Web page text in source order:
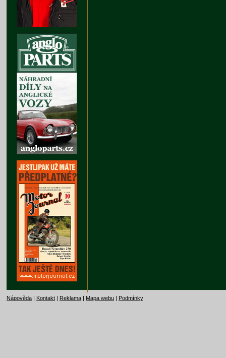
Nápověda | Kontakt | Reklama | Mapa webu | Podmínky